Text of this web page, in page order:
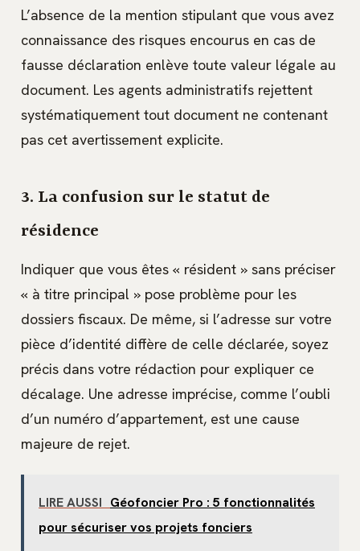
L’absence de la mention stipulant que vous avez
connaissance des risques encourus en cas de
fausse déclaration enlève toute valeur légale au
document. Les agents administratifs rejettent
systématiquement tout document ne contenant
pas cet avertissement explicite.
3. La confusion sur le statut de
résidence
Indiquer que vous êtes « résident » sans préciser
« à titre principal » pose problème pour les
dossiers fiscaux. De même, si l’adresse sur votre
pièce d’identité diffère de celle déclarée, soyez
précis dans votre rédaction pour expliquer ce
décalage. Une adresse imprécise, comme l’oubli
d’un numéro d’appartement, est une cause
majeure de rejet.
LIRE AUSSI Géofoncier Pro : 5 fonctionnalités
pour sécuriser vos projets fonciers